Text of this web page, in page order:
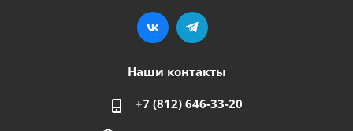
Наши контакты
+7 (812) 646-33-20